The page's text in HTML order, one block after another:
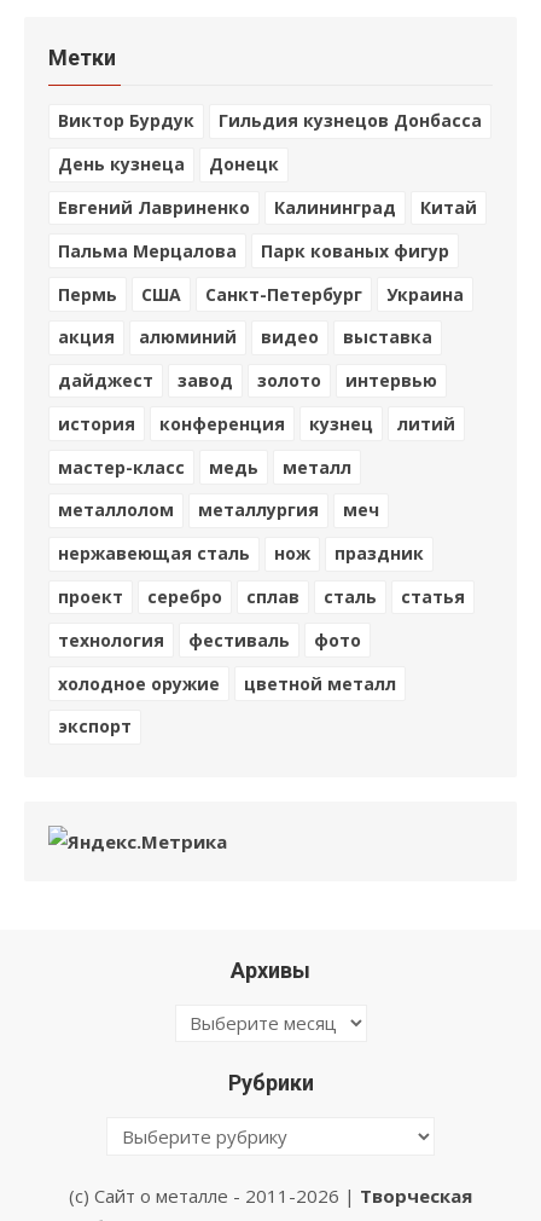
Метки
Виктор Бурдук
Гильдия кузнецов Донбасса
День кузнеца
Донецк
Евгений Лавриненко
Калининград
Китай
Пальма Мерцалова
Парк кованых фигур
Пермь
США Санкт-Петербург
Украина
акция
алюминий видео
выставка
дайджест
завод золото
интервью
история
конференция кузнец
литий
мастер-класс
медь
металл
металлолом
металлургия
меч
нержавеющая сталь
нож
праздник
проект
серебро сплав сталь
статья
технология
фестиваль
фото
холодное оружие
цветной металл
экспорт
Архивы
Архивы
Рубрики
Рубрики
(с) Сайт о металле - 2011-2026 | Творческая